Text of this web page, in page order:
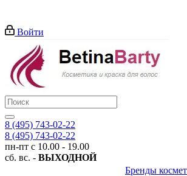
Войти
8 (495) 743-02-22
8 (495) 743-02-22
пн-пт с 10.00 - 19.00
сб. вс. - ВЫХОДНОЙ
Бренды